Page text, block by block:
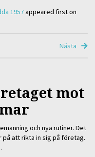
1957appeared first on
Nästa
mot
och nya rutiner. Det
att rikta in sig på företag.